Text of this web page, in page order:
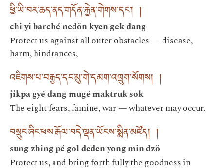
ཕྱི་ཡི་བར་ཆད་ནད་གདོན་རྐྱེན་གེགས་དང་། །
chi yi barché nedön kyen gek dang
Protect us against all outer obstacles — disease,
harm, hindrances,
འཇིགས་པ་བརྒྱད་དང་མུ་གེ་དམག་འཁྲུག་སོགས། །
jikpa gyé dang mugé maktruk sok
The eight fears, famine, war — whatever may occur.
བསྲུང་ཞིང་ཕས་རྒོལ་བདེ་ལྡན་ཡོངས་སྨིན་མཛོད། །
sung zhing pé gol deden yong min dzö
Protect us, and bring forth fully the goodness in